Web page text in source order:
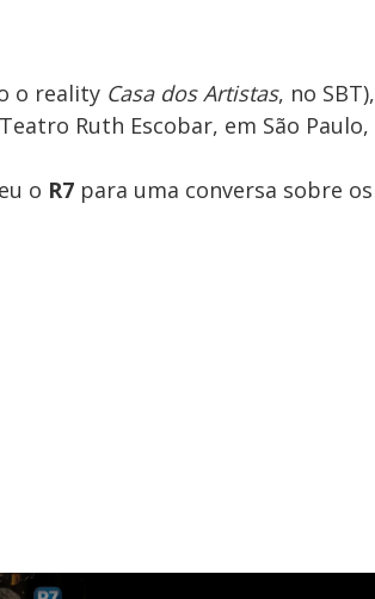
o reality Casa dos Artistas, no SBT),
Ruth Escobar, em São Paulo,
o R7 para uma conversa sobre os